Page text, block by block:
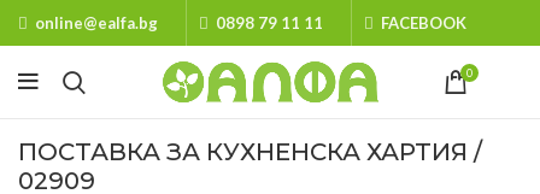
online@ealfa.bg 0898 79 11 11 FACEBOOK
0
ПОСТАВКА ЗА КУХНЕНСКА ХАРТИЯ /
02909